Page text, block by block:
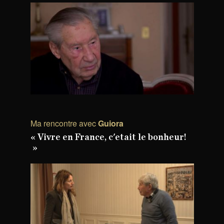
Ma rencontre avecGuiora
« Vivre en France, c'etait le bonheur!
»